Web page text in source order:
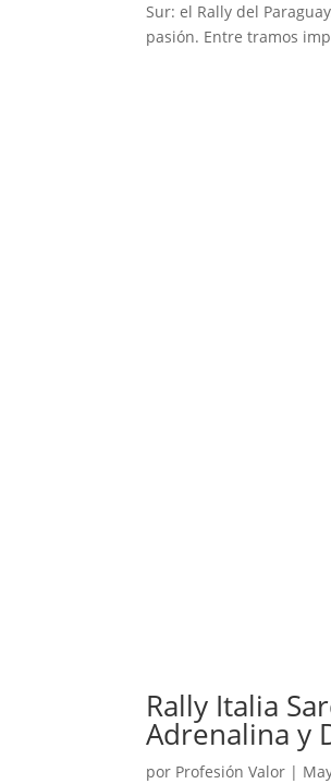
Sur: el Rally del
pasión. Entre tramos
Rally Italia
Adrenalina y
por Profesión Valor |